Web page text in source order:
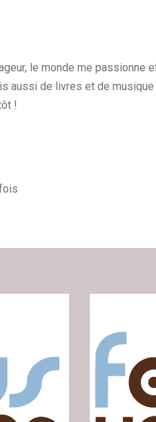
le monde me passionne
aussi de livres et de
!